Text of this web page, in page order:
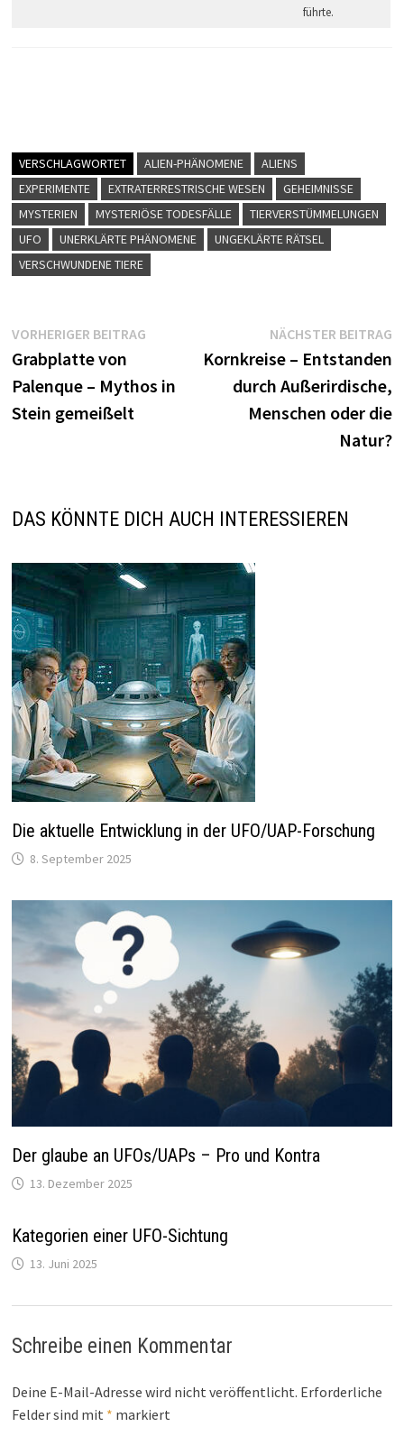
führte.
VERSCHLAGWORTET ALIEN-PHÄNOMENE
ALIENS
EXPERIMENTE
EXTRATERRESTRISCHE WESEN
GEHEIMNISSE
MYSTERIEN
MYSTERIÖSE TODESFÄLLE
TIERVERSTÜMMELUNGEN
UFO
UNERKLÄRTE PHÄNOMENE
UNGEKLÄRTE RÄTSEL
VERSCHWUNDENE TIERE
Beitragsnavigation
VORHERIGER BEITRAG
Grabplatte von
Palenque – Mythos in
Stein gemeißelt
NÄCHSTER BEITRAG
Kornkreise – Entstanden
durch Außerirdische,
Menschen oder die
Natur?
DAS KÖNNTE DICH AUCH INTERESSIEREN
Die aktuelle Entwicklung in der UFO/UAP-Forschung
8. September 2025
Der glaube an UFOs/UAPs – Pro und Kontra
13. Dezember 2025
Kategorien einer UFO-Sichtung
13. Juni 2025
Schreibe einen Kommentar
Deine E-Mail-Adresse wird nicht veröffentlicht. Erforderliche
Felder sind mit * markiert